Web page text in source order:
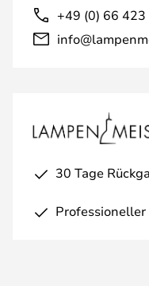
+49 (0) 66
30 Tage